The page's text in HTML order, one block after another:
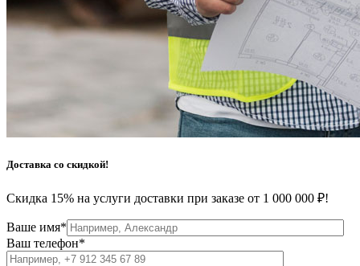
Доставка со скидкой!
Скидка 15% на услуги доставки при заказе от 1 000 000 ₽!
Ваше имя*
Ваш телефон*